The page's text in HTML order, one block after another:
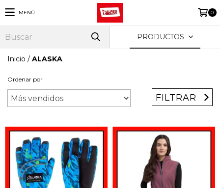
MENÚ 0
PRODUCTOS
Inicio / ALASKA
Ordenar por
FILTRAR